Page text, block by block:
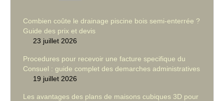
Combien coûte le drainage piscine bois semi-enterrée ?
Guide des prix et devis
23 juillet 2026
Procedures pour recevoir une facture specifique du
Consuel : guide complet des demarches administratives
19 juillet 2026
Les avantages des plans de maisons cubiques 3D pour